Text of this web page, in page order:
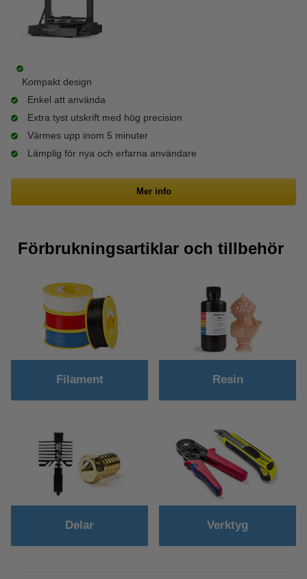
Kompakt design
Enkel att använda
Extra tyst utskrift med hög precision
Värmes upp inom 5 minuter
Lämplig för nya och erfarna användare
Mer info
Förbrukningsartiklar och tillbehör
Filament Resin
Delar Verktyg